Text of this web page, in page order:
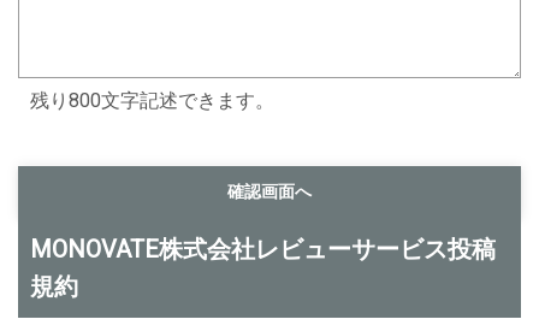
残り800文字記述できます。
MONOVATE株式会社レビューサービス投稿
規約